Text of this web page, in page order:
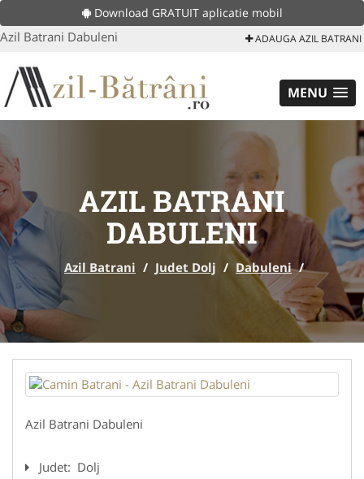
Download GRATUIT aplicatie mobil
Azil Batrani Dabuleni ADAUGA AZIL BATRANI
MENU
AZIL BATRANI
DABULENI
Azil Batrani / Judet Dolj / Dabuleni /
Azil Batrani Dabuleni
Judet: Dolj